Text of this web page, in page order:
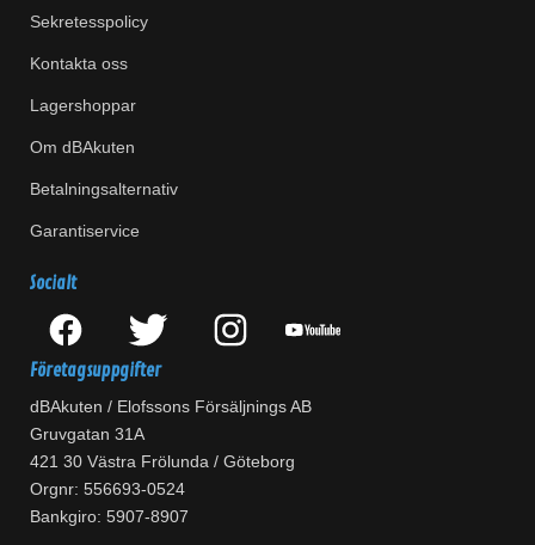
Sekretesspolicy
Kontakta oss
Lagershoppar
Om dBAkuten
Betalningsalternativ
Garantiservice
Socialt
Företagsuppgifter
dBAkuten / Elofssons Försäljnings AB
Gruvgatan 31A
421 30 Västra Frölunda / Göteborg
Orgnr: 556693-0524
Bankgiro: 5907-8907